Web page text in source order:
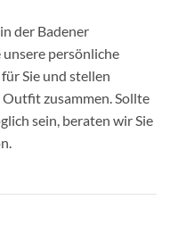
der Badener
persönliche
Sie und stellen
zusammen. Sollte
sein, beraten wir Sie